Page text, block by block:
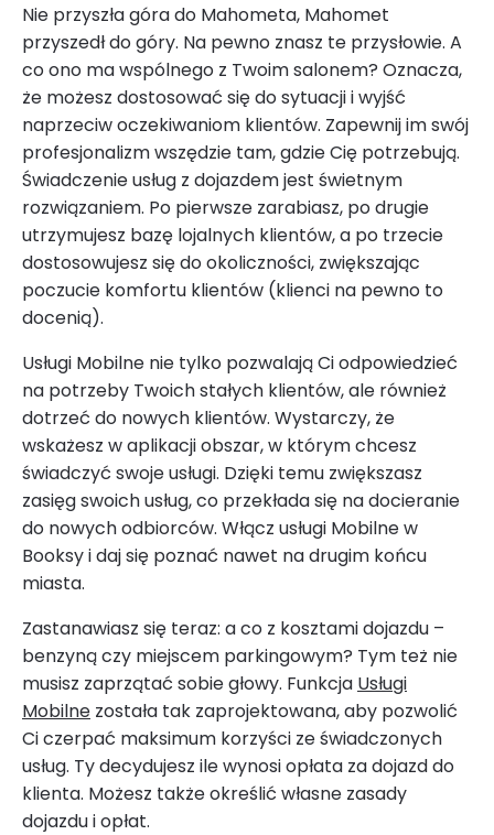
Nie przyszła góra do Mahometa, Mahomet
przyszedł do góry. Na pewno znasz te przysłowie. A
co ono ma wspólnego z Twoim salonem? Oznacza,
że możesz dostosować się do sytuacji i wyjść
naprzeciw oczekiwaniom klientów. Zapewnij im swój
profesjonalizm wszędzie tam, gdzie Cię potrzebują.
Świadczenie usług z dojazdem jest świetnym
rozwiązaniem. Po pierwsze zarabiasz, po drugie
utrzymujesz bazę lojalnych klientów, a po trzecie
dostosowujesz się do okoliczności, zwiększając
poczucie komfortu klientów (klienci na pewno to
docenią).
Usługi Mobilne nie tylko pozwalają Ci odpowiedzieć
na potrzeby Twoich stałych klientów, ale również
dotrzeć do nowych klientów. Wystarczy, że
wskażesz w aplikacji obszar, w którym chcesz
świadczyć swoje usługi. Dzięki temu zwiększasz
zasięg swoich usług, co przekłada się na docieranie
do nowych odbiorców. Włącz usługi Mobilne w
Booksy i daj się poznać nawet na drugim końcu
miasta.
Zastanawiasz się teraz: a co z kosztami dojazdu –
benzyną czy miejscem parkingowym? Tym też nie
musisz zaprzątać sobie głowy. Funkcja Usługi
Mobilne została tak zaprojektowana, aby pozwolić
Ci czerpać maksimum korzyści ze świadczonych
usług. Ty decydujesz ile wynosi opłata za dojazd do
klienta. Możesz także określić własne zasady
dojazdu i opłat.